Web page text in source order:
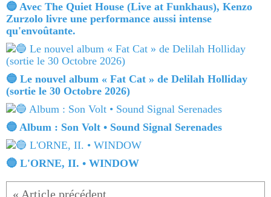
🔵 Avec The Quiet House (Live at Funkhaus), Kenzo
Zurzolo livre une performance aussi intense
qu'envoûtante.
🔵 Le nouvel album « Fat Cat » de Delilah Holliday
(sortie le 30 Octobre 2026)
🔵 Album : Son Volt • Sound Signal Serenades
🔵 L'ORNE, II. • WINDOW